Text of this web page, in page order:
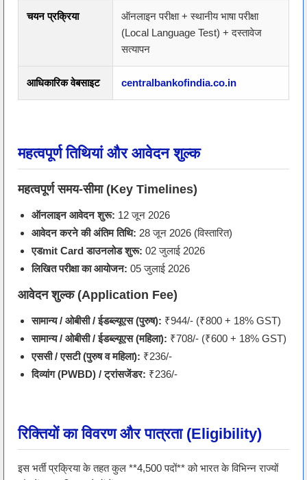
चयन प्रक्रिया
ऑनलाइन परीक्षा + स्थानीय भाषा परीक्षा
(Local Language Test) + दस्तावेज
सत्यापन
आधिकारिक वेबसाइट centralbankofindia.co.in
महत्वपूर्ण तिथियां और आवेदन शुल्क
महत्वपूर्ण समय-सीमा (Key Timelines)
ऑनलाइन आवेदन शुरू: 12 जून 2026
आवेदन करने की अंतिम तिथि: 28 जून 2026 (विस्तारित)
एडmit Card डाउनलोड शुरू: 02 जुलाई 2026
लिखित परीक्षा का आयोजन: 05 जुलाई 2026
आवेदन शुल्क (Application Fee)
सामान्य / ओबीसी / ईडब्ल्यूएस (पुरुष): ₹944/- (₹800 + 18% GST)
सामान्य / ओबीसी / ईडब्ल्यूएस (महिला): ₹708/- (₹600 + 18% GST)
एससी / एसटी (पुरुष व महिला): ₹236/-
दिव्यांग (PWBD) / ट्रांसजेंडर: ₹236/-
रिक्तियों का विवरण और पात्रता (Eligibility)
इस भर्ती प्रक्रिया के तहत कुल **4,500 पदों** को भारत के विभिन्न राज्यों